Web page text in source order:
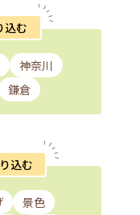
込む
神奈川
鎌倉
込む
景色